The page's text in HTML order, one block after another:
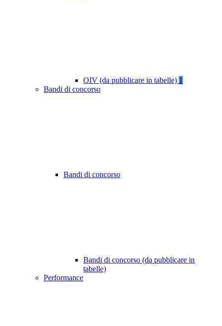
OIV (da pubblicare in tabelle) 1
Bandi di concorso
Bandi di concorso
Bandi di concorso (da pubblicare in
tabelle)
Performance